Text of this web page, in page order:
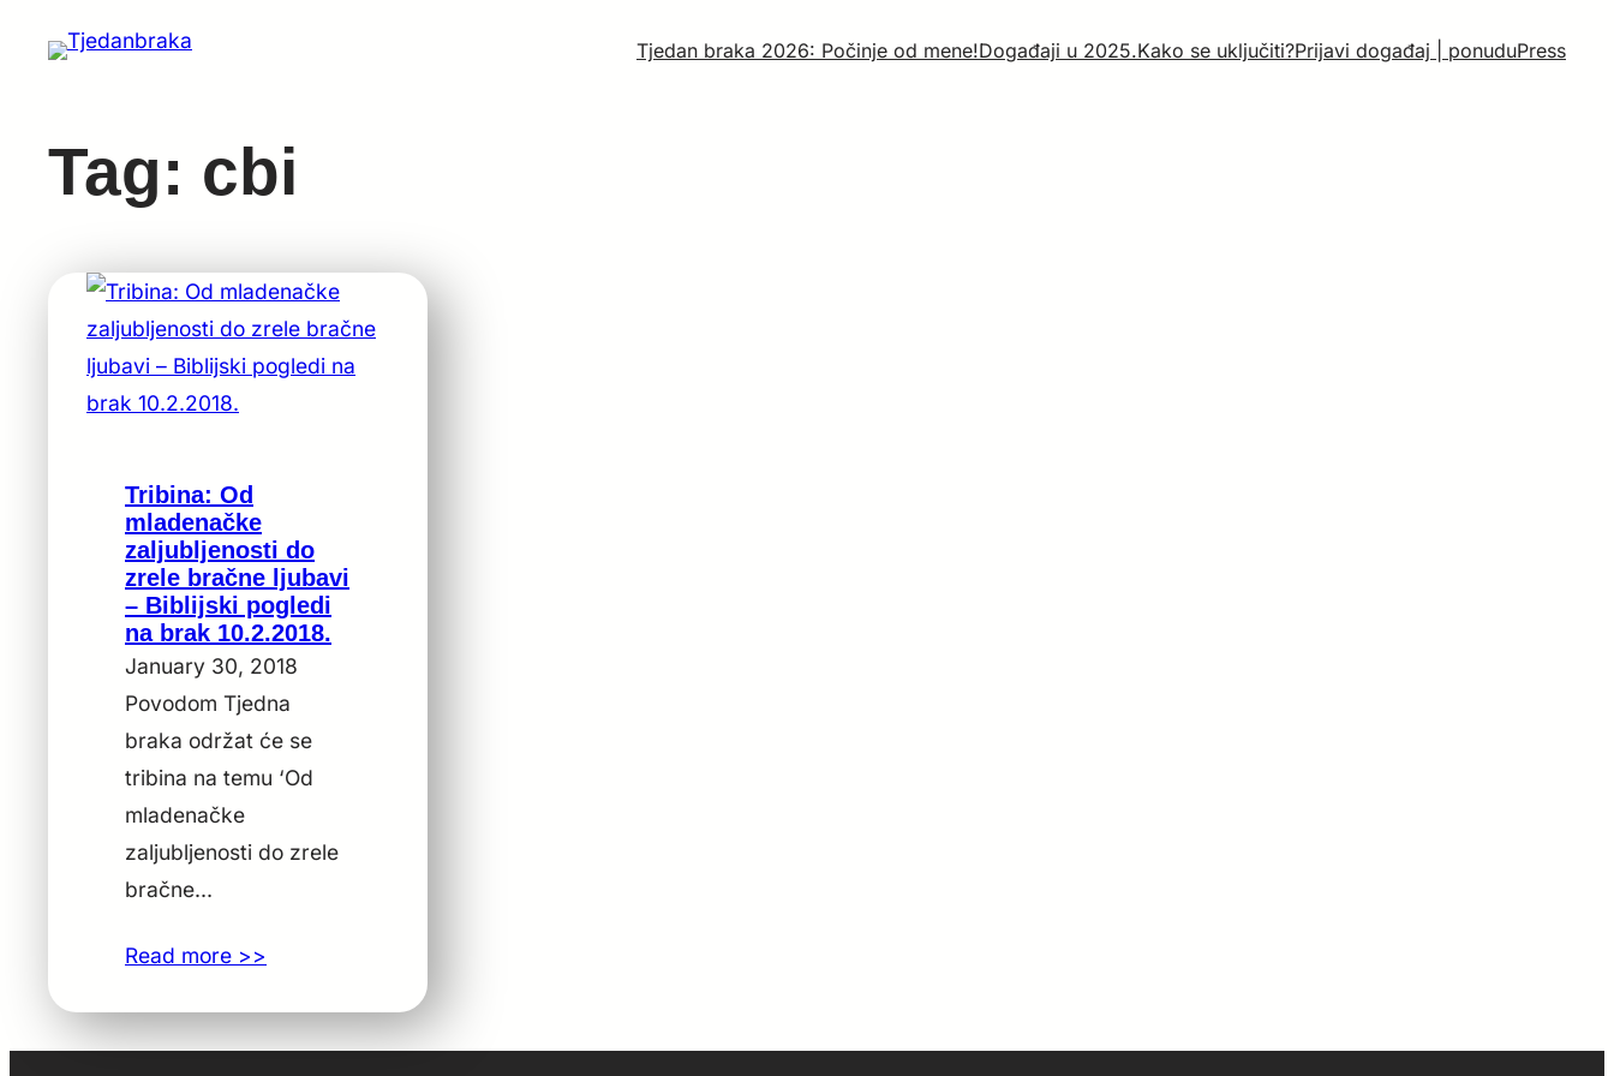
Tjedan braka 2026: Počinje od mene!Događaji u 2025.Kako se uključiti?Prijavi događaj | ponuduPress
Tag: cbi
Tribina: Od
mladenačke
zaljubljenosti do
zrele bračne ljubavi
– Biblijski pogledi
na brak 10.2.2018.
January 30, 2018
Povodom Tjedna
braka održat će se
tribina na temu ‘Od
mladenačke
zaljubljenosti do zrele
bračne…
Read more >>